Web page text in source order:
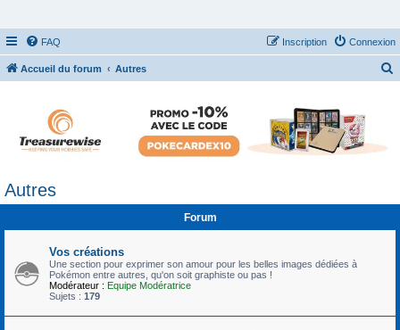
FAQ Connexion
Inscription
Accueil du forum Autres
Autres
Forum
Vos créations
Une section pour exprimer son amour pour les belles images dédiées à
Pokémon entre autres, qu'on soit graphiste ou pas !
Modérateur : Equipe Modératrice
Sujets : 179